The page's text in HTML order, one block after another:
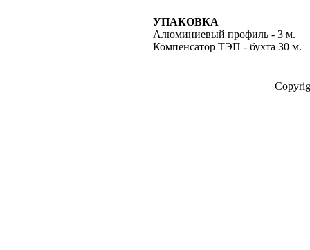
УПАКОВКА
Алюминиевый профиль - 3 м.
Компенсатор ТЭП - бухта 30 м.